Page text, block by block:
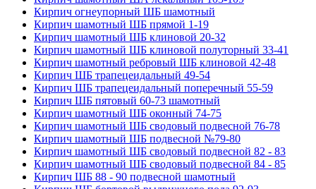
Кирпич огнеупорный ШБ шамотный
Кирпич шамотный ШБ прямой 1-19
Кирпич шамотный ШБ клиновой 20-32
Кирпич шамотный ШБ клиновой полуторный 33-41
Кирпич шамотный ребровый ШБ клиновой 42-48
Кирпич ШБ трапецеидальный 49-54
Кирпич ШБ трапецеидальный поперечный 55-59
Кирпич ШБ пятовый 60-73 шамотный
Кирпич шамотный ШБ оконный 74-75
Кирпич шамотный ШБ сводовый подвесной 76-78
Кирпич шамотный ШБ подвесной №79-80
Кирпич шамотный ШБ сводовый подвесной 82 - 83
Кирпич шамотный ШБ сводовый подвесной 84 - 85
Кирпич ШБ 88 - 90 подвесной шамотный